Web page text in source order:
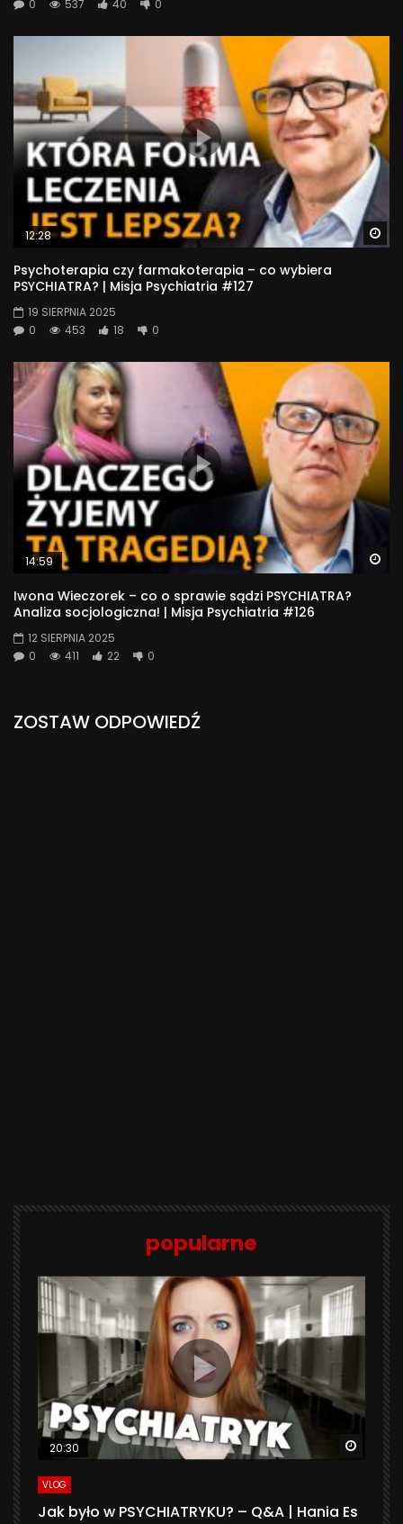
0 537 40 0
12:28
Psychoterapia czy farmakoterapia – co wybiera
PSYCHIATRA? | Misja Psychiatria #127
19 SIERPNIA 2025
0
453 18 0
14:59
Iwona Wieczorek – co o sprawie sądzi PSYCHIATRA?
Analiza socjologiczna! | Misja Psychiatria #126
12 SIERPNIA 2025
0
411 22 0
ZOSTAW ODPOWIEDŹ
popularne
20:30
VLOG
Jak było w PSYCHIATRYKU? – Q&A | Hania Es